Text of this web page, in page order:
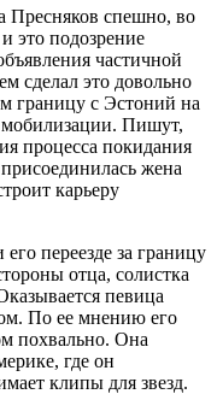
Пресняков спешно, во
это подозрение
частичной
сделал это довольно
границу с Эстоний на
мобилизации. Пишут,
процесса покидания
жена
карьеру
переезде за границу
отца, солистка
певица
По ее мнению его
похвально. Она
где он
клипы для звезд.